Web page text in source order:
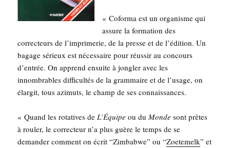
« Cofor­ma est un orga­nisme qui
assure la for­ma­tion des
cor­rec­teurs de l’im­pri­me­rie, de la presse et de l’é­di­tion. Un
bagage sérieux est néces­saire pour réus­sir au concours
d’en­trée. On apprend ensuite à jon­gler avec les
innom­brables dif­fi­cul­tés de la gram­maire et de l’u­sage, on
élar­git, tous azi­muts, le champ de ses connaissances.
« Quand les rota­tives deL’Équipe ou duMonde sont prêtes
à rou­ler, le cor­rec­teur n’a plus guère le temps de se
deman­der com­ment on écrit “Zim­babwe” ou “Zoe­te­melk” et